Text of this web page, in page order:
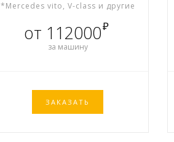
*Mercedes vito, V-class и другие
от 112000₽
за машину
ЗАКАЗАТЬ